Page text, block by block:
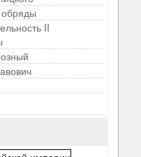
обряды
II